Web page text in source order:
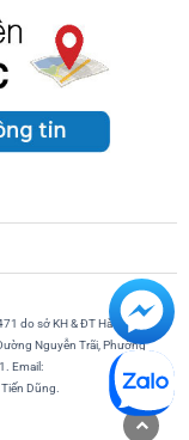
do sở KH & ĐT Hà Nội cấp
Nguyễn Trãi, Phường
Email:
Dũng.